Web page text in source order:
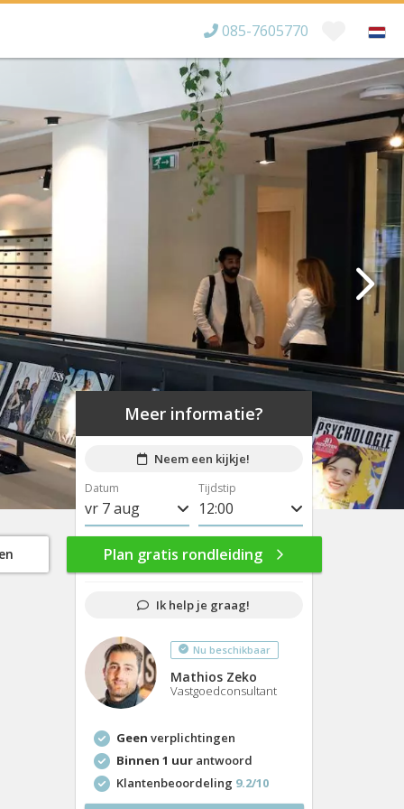
085-7605770
Bereikbaar tot
×
Meer informatie?
Neem een kijkje!
Datum
vr 7 aug
ma 10 aug
di 11 aug
wo 12 aug
do 13 aug
vr 14 aug
di 18 aug
wo 19 aug
Tijdstip
8:00
8:30
9:00
9:30
10:00
10:30
11:30
Plan gratis rondleiding
Ik help je graag!
Nu beschikbaar
Mathios Zeko
Vastgoedconsultant
Geen verplichtingen
Binnen 1 uurantwoord
Klantenbeoordeling 9.2/10